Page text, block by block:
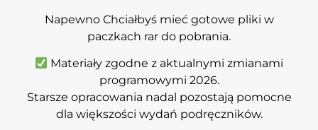
Napewno Chciałbyś mieć gotowe pliki w
paczkach rar do pobrania.
Materiały zgodne z aktualnymi zmianami
programowymi 2026.
Starsze opracowania nadal pozostają pomocne
dla większości wydań podręczników.